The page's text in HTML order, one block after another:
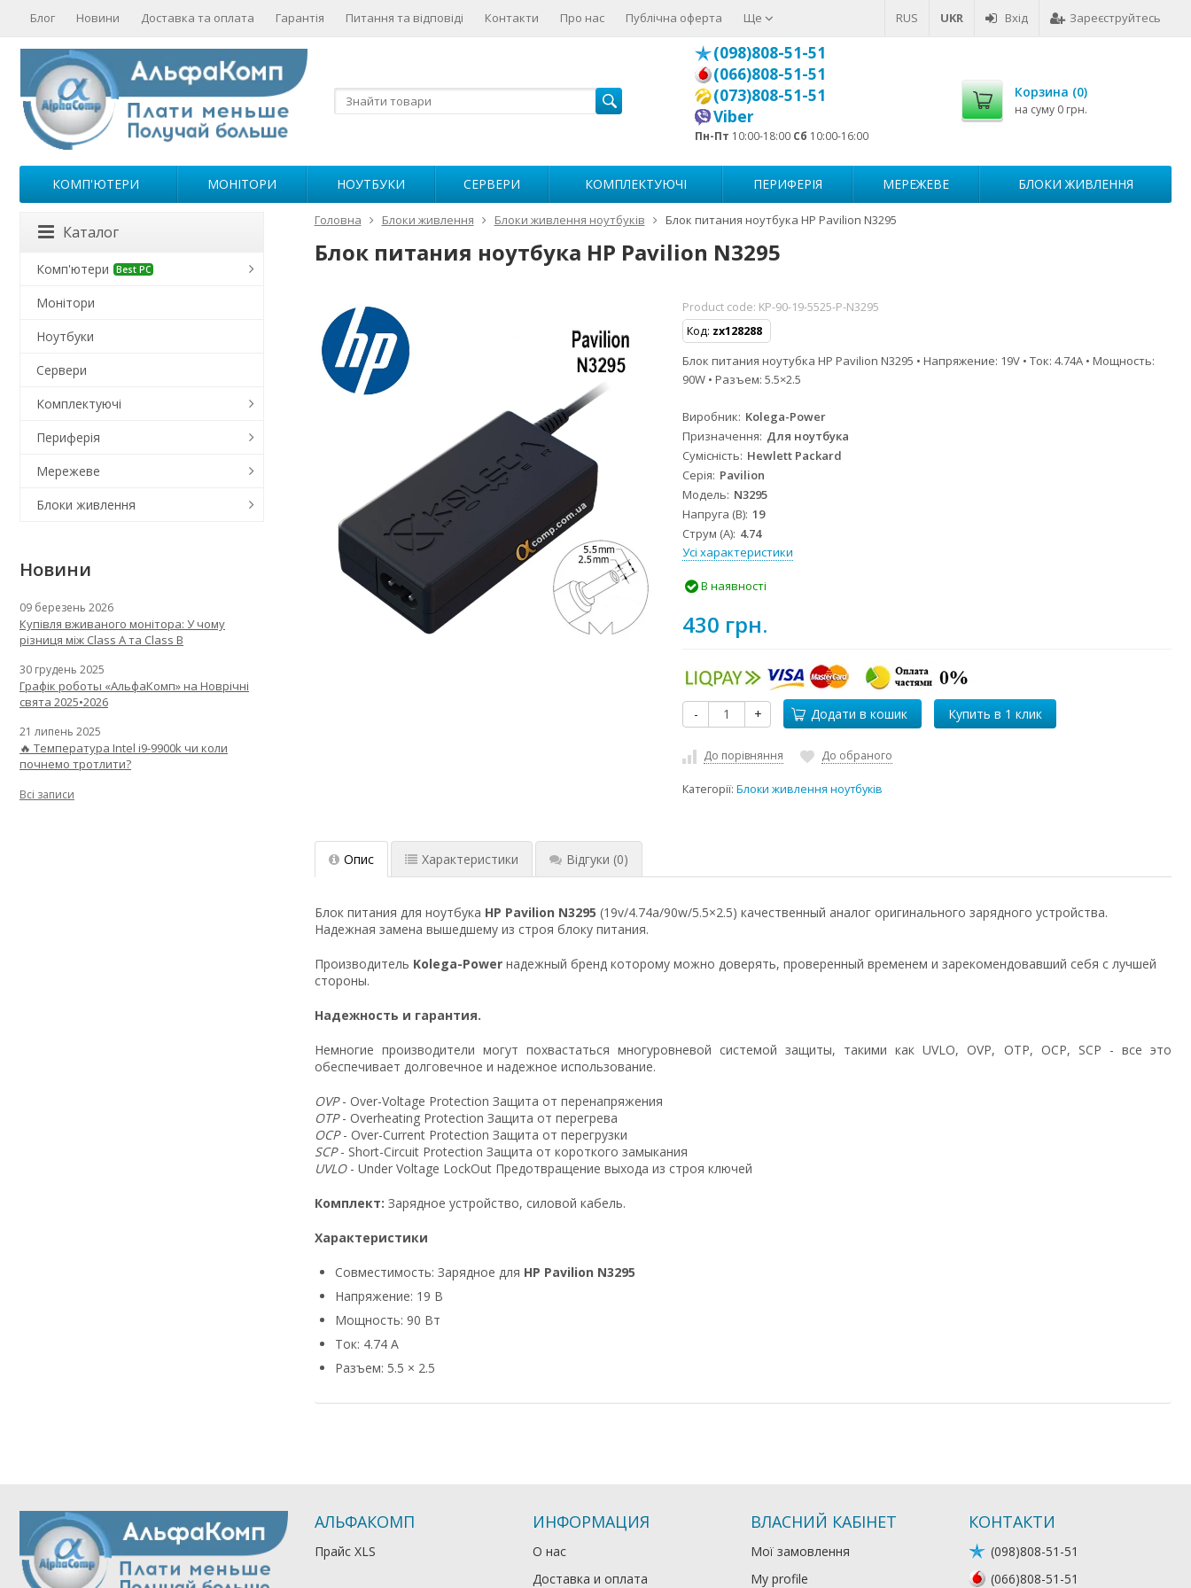
RUS UKR Вхід Зареєструйтесь
Блог Новини Доставка та оплата Гарантія Питання та відповіді Контакти Про нас Публічна оферта Ще
(098)808-51-51
(066)808-51-51
(073)808-51-51
Viber
Пн-Пт 10:00-18:00 Сб 10:00-16:00
Корзина (0)
на суму 0 грн.
КОМП'ЮТЕРИ МОНІТОРИ НОУТБУКИ СЕРВЕРИ КОМПЛЕКТУЮЧІ ПЕРИФЕРІЯ МЕРЕЖЕВЕ БЛОКИ ЖИВЛЕННЯ
Головна Блоки живлення Блоки живлення ноутбуків Блок питания ноутбука HP Pavilion N3295
Блок питания ноутбука HP Pavilion N3295
Product code: KP-90-19-5525-P-N3295
Код: zx128288
Блок питания ноутубка HP Pavilion N3295 • Напряжение: 19V • Ток: 4.74A • Мощность:
90W • Разъем: 5.5×2.5
Виробник Kolega-Power
Призначення Для ноутбука
Сумісність Hewlett Packard
Серія Pavilion
Модель N3295
Напруга (В) 19
Струм (А) 4.74
Усі характеристики
В наявності
430 грн.
- + Додати в кошик
До порівняння До обраного
Категорії:Блоки живлення ноутбуків
Опис Характеристики Відгуки (0)
Блок питания для ноутбука HP Pavilion N3295 (19v/4.74a/90w/5.5×2.5) качественный аналог оригинального зарядного устройства.
Надежная замена вышедшему из строя блоку питания.
Производитель Kolega-Powerнадежный бренд которому можно доверять, проверенный временем и зарекомендовавший себя с лучшей
стороны.
Надежность и гарантия.
Немногие производители могут похвастаться многуровневой системой защиты, такими как UVLO, OVP, OTP, OCP, SCP - все это
обеспечивает долговечное и надежное использование.
OVP- Over-Voltage Protection Защита от перенапряжения
OTP- Overheating Protection Защита от перегрева
OCP- Over-Current Protection Защита от перегрузки
SCP- Short-Circuit Protection Защита от короткого замыкания
UVLO- Under Voltage LockOut Предотвращение выхода из строя ключей
Комплект: Зарядное устройство, силовой кабель.
Характеристики
Совместимость: Зарядное для HP Pavilion N3295
Напряжение: 19 В
Мощность: 90 Вт
Ток: 4.74 А
Разъем: 5.5 × 2.5
Каталог
Комп'ютери Best PC
Монітори
Ноутбуки
Сервери
Комплектуючі
Периферія
Мережеве
Блоки живлення
Новини
09 березень 2026
Купівля вживаного монітора: У чому
різниця між Class A та Class B
30 грудень 2025
Графік роботы «АльфаКомп» на Новрічні
свята 2025•2026
21 липень 2025
🔥 Температура Intel i9-9900k чи коли
почнемо тротлити?
Всі записи
АЛЬФАКОМП
Прайс XLS
ИНФОРМАЦИЯ
О нас
Доставка и оплата
ВЛАСНИЙ КАБІНЕТ
Мої замовлення
My profile
КОНТАКТИ
(098)808-51-51
(066)808-51-51